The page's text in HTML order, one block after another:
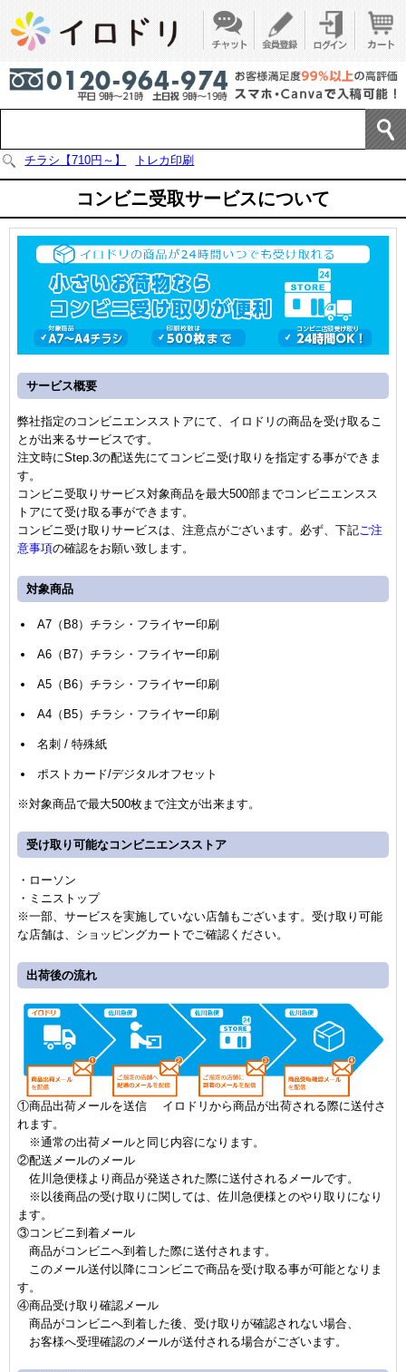
チラシ【710円～】 トレカ印刷
コンビニ受取サービスについて
サービス概要
弊社指定のコンビニエンスストアにて、イロドリの商品を受け取るこ
とが出来るサービスです。
注文時にStep.3の配送先にてコンビニ受け取りを指定する事ができま
す。
コンビニ受取りサービス対象商品を最大500部までコンビニエンスス
トアにて受け取る事ができます。
コンビニ受け取りサービスは、注意点がございます。必ず、下記 ご注
意事項の確認をお願い致します。
対象商品
A7（B8）チラシ・フライヤー印刷
A6（B7）チラシ・フライヤー印刷
A5（B6）チラシ・フライヤー印刷
A4（B5）チラシ・フライヤー印刷
名刺 / 特殊紙
ポストカード/デジタルオフセット
※対象商品で最大500枚まで注文が出来ます。
受け取り可能なコンビニエンスストア
・ローソン
・ミニストップ
※一部、サービスを実施していない店舗もございます。受け取り可能
な店舗は、ショッピングカートでご確認ください。
出荷後の流れ
①商品出荷メールを送信 イロドリから商品が出荷される際に送付さ
れます。
※通常の出荷メールと同じ内容になります。
②配送メールのメール
佐川急便様より商品が発送された際に送付されるメールです。
※以後商品の受け取りに関しては、佐川急便様とのやり取りになり
ます。
③コンビニ到着メール
商品がコンビニへ到着した際に送付されます。
このメール送付以降にコンビニで商品を受け取る事が可能となりま
す。
④商品受け取り確認メール
商品がコンビニへ到着した後、受け取りが確認されない場合、
お客様へ受理確認のメールが送付される場合がございます。